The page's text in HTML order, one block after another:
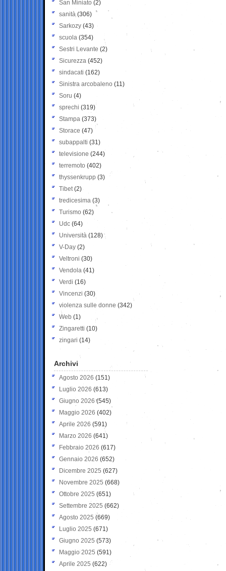
San Miniato (2)
sanità (306)
Sarkozy (43)
scuola (354)
Sestri Levante (2)
Sicurezza (452)
sindacati (162)
Sinistra arcobaleno (11)
Soru (4)
sprechi (319)
Stampa (373)
Storace (47)
subappalti (31)
televisione(244)
terremoto (402)
thyssenkrupp (3)
Tibet(2)
tredicesima (3)
Turismo (62)
Udc (64)
Università (128)
V-Day (2)
Veltroni (30)
Vendola (41)
Verdi (16)
Vincenzi (30)
violenza sulle donne (342)
Web (1)
Zingaretti (10)
zingari (14)
Archivi
Agosto 2026 (151)
Luglio 2026 (613)
Giugno 2026 (545)
Maggio 2026 (402)
Aprile 2026 (591)
Marzo 2026 (641)
Febbraio 2026 (617)
Gennaio 2026 (652)
Dicembre 2025 (627)
Novembre 2025 (668)
Ottobre 2025 (651)
Settembre 2025 (662)
Agosto 2025 (669)
Luglio 2025 (671)
Giugno 2025 (573)
Maggio 2025 (591)
Aprile 2025 (622)